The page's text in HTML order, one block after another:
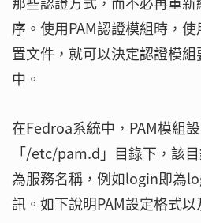
序。使用PAM認證模組時，
置文件，就可以決定認證模
中。
在Fedroa系統中，PAM模組
「/etc/pam.d」目錄下，該
為服務名稱，例如login即為
訊。如下說明PAM設定格式以